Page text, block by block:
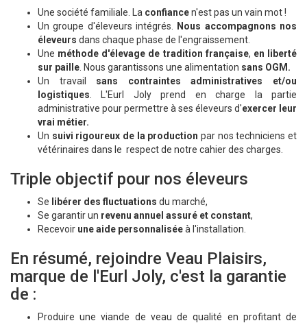
Une société familiale. La confiancen'est pas un vain mot !
Un groupe d'éleveurs intégrés.
Nous accompagnons nos
éleveurs dans chaque phase de l'engraissement.
Une méthode d'élevage de tradition française, en liberté
sur paille . Nous garantissons une alimentation sans OGM.
Un travail sans contraintes administratives et/ou
logistiques . L'Eurl Joly prend en charge la partie
administrative pour permettre à ses éleveurs d'exercer leur
vrai métier.
Un suivi rigoureux de la production par nos techniciens et
vétérinaires dans le respect de notre cahier des charges.
Triple objectif pour nos éleveurs
Se libérer des fluctuations du marché,
Se garantir un revenu annuel assuré et constant,
Recevoir une aide personnaliséeà l'installation.
En résumé, rejoindre Veau Plaisirs,
marque de l'Eurl Joly, c'est la garantie
de :
Produire une viande de veau de qualité en profitant de